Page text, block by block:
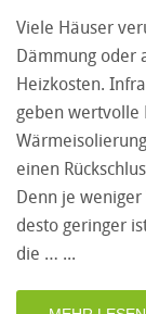
Viele Häuser
Dämmung oder
Heizkosten.
geben wertvolle
einen
Denn je
desto geringer
die …